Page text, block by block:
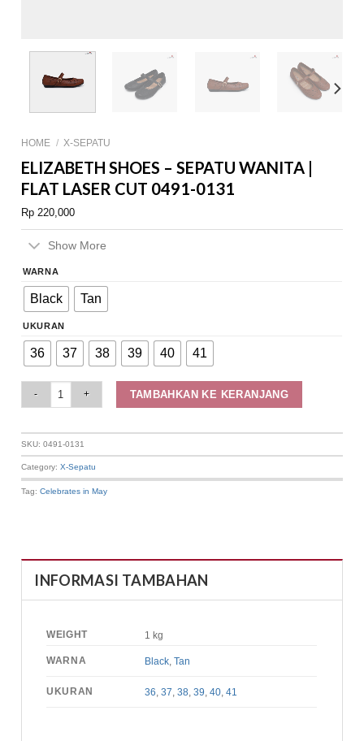
HOME / X-SEPATU
ELIZABETH SHOES – SEPATU WANITA |
FLAT LASER CUT 0491-0131
Rp 220,000
Show More
WARNA
Black Tan
UKURAN
36 37 38 39 40 41
TAMBAHKAN KE KERANJANG
SKU:0491-0131
Category:X-Sepatu
Tag:Celebrates in May
INFORMASI TAMBAHAN
WEIGHT 1 kg
WARNA Black ,Tan
UKURAN 36 ,37 ,38 ,39 ,40 ,41